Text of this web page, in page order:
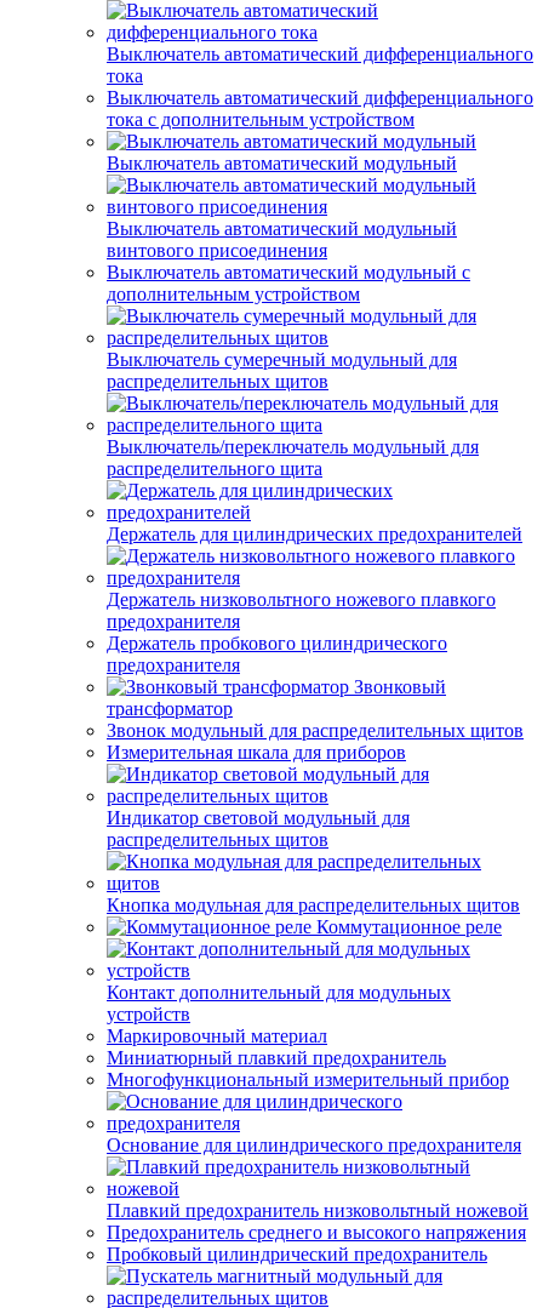
Выключатель автоматический дифференциального
тока
Выключатель автоматический дифференциального
тока с дополнительным устройством
Выключатель автоматический модульный
Выключатель автоматический модульный
винтового присоединения
Выключатель автоматический модульный с
дополнительным устройством
Выключатель сумеречный модульный для
распределительных щитов
Выключатель/переключатель модульный для
распределительного щита
Держатель для цилиндрических предохранителей
Держатель низковольтного ножевого плавкого
предохранителя
Держатель пробкового цилиндрического
предохранителя
Звонковый
трансформатор
Звонок модульный для распределительных щитов
Измерительная шкала для приборов
Индикатор световой модульный для
распределительных щитов
Кнопка модульная для распределительных щитов
Коммутационное реле
Контакт дополнительный для модульных
устройств
Маркировочный материал
Миниатюрный плавкий предохранитель
Многофункциональный измерительный прибор
Основание для цилиндрического предохранителя
Плавкий предохранитель низковольтный ножевой
Предохранитель среднего и высокого напряжения
Пробковый цилиндрический предохранитель